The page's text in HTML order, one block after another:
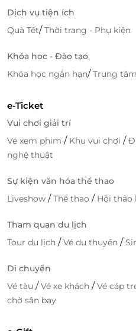
Ưu đãi đặc biệt từ
quà tặng Ecolife
LifeLinkhiện đang cung
Ecolife với mức ưu đãi hấp
ưu đãi, đặc biệt cho
tiết kiệm chi phí mà còn
tìm được món quà độc
nhiệm với sức khỏe và môi
Dịch vụ tiện ích
Quà Tết/Thời trang - Phụ kiện
Khóa học - Đào tạo
Khóa học ngắn hạn/Trung
e-Ticket
Vui chơi giải trí
Vé xem phim / Khu vui chơi /
nghệ thuật
Sự kiện văn hóa thể thao
Liveshow /Thể thao / Hội thảo
Tham quan du lịch
Tour du lịch /Vé du thuyền /
Di chuyển
Vé tàu /Vé xe khách /Vé cáp
chờ sân bay